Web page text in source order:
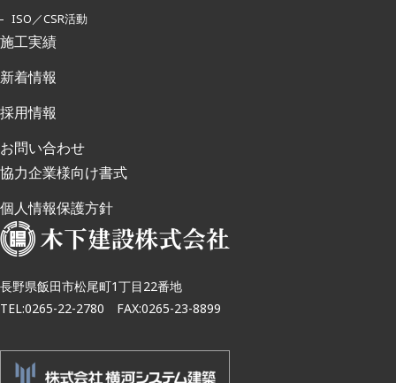
ISO／CSR活動
施工実績
新着情報
採用情報
お問い合わせ
協力企業様向け書式
個人情報保護方針
長野県飯田市松尾町1丁目22番地
TEL:0265-22-2780 FAX:0265-23-8899